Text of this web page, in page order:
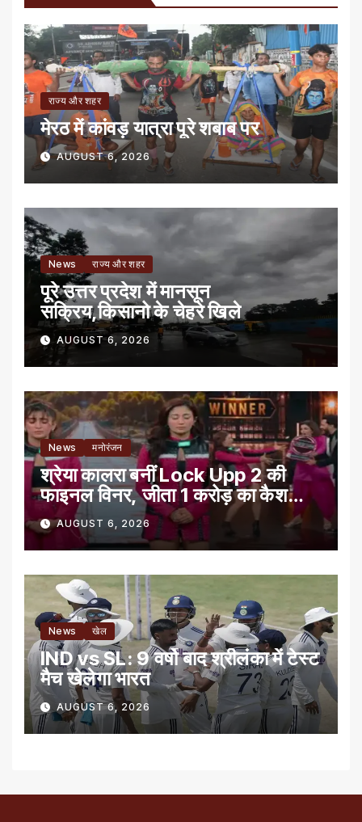
राज्य और शहर
मेरठ में कांवड़ यात्रा पूरे शबाब पर
AUGUST 6, 2026
News राज्य और शहर
पूरे उत्तर प्रदेश में मानसून
सक्रिय,किसानो के चेहरे खिले
AUGUST 6, 2026
News मनोरंजन
श्रेया कालरा बनीं Lock Upp 2 की
फाइनल विनर, जीता 1 करोड़ का कैश
प्राइज
AUGUST 6, 2026
News खेल
IND vs SL: 9 वर्षो बाद श्रीलंका में टेस्‍ट
मैच खेलेगा भारत
AUGUST 6, 2026